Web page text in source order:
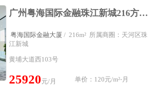
广州粤海国际金融珠江新城216方超长免租期高层北向可定制装修
粤海国际金融大厦 / 216m² 所属商圈：天河区珠
江新城
黄埔大道西103号
25920元/月 单价：120元/m²⋅月